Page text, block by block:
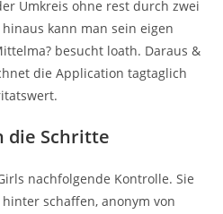
Umkreis ohne rest durch zwei
kann man sein eigen
besucht loath. Daraus &
die Application tagtaglich
die Schritte
nachfolgende Kontrolle. Sie
schaffen, anonym von